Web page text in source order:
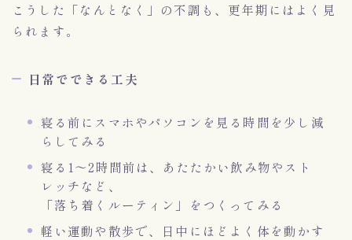
こうした「なんとなく」の不調も、更年期にはよく見
られます。
日常でできる工夫
寝る前にスマホやパソコンを見る時間を少し減
らしてみる
寝る1〜2時間前は、あたたかい飲み物やスト
レッチなど、
「落ち着くルーティン」をつくってみる
軽い運動や散歩で、日中にほどよく体を動かす